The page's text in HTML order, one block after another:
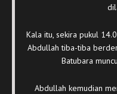
Kala itu, sekira pukul
Abdullah tiba-tiba
Batubara
Abdullah kemudian